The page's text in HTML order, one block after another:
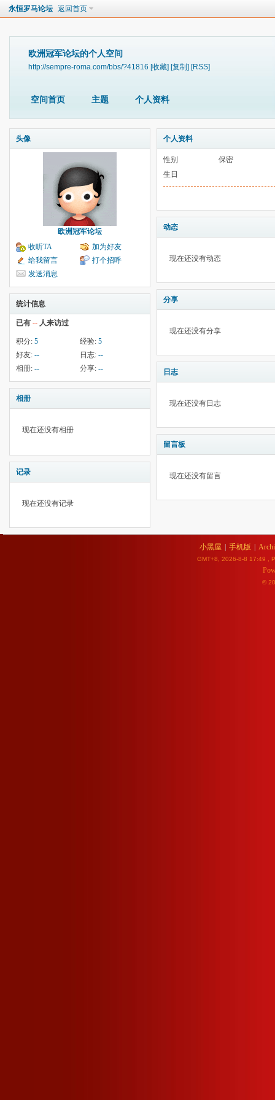
永恒罗马论坛 返回首页
欧洲冠军论坛的个人空间
http://sempre-roma.com/bbs/?41816 [收藏] [复制] [RSS]
空间首页 主题 个人资料
头像
欧洲冠军论坛
收听TA
加为好友
给我留言
打个招呼
发送消息
统计信息
已有 -- 人来访过
积分: 5 经验: 5
好友: -- 日志: --
相册: -- 分享: --
相册
现在还没有相册
记录
现在还没有记录
个人资料
性别
保密
生日
动态
现在还没有动态
分享
现在还没有分享
日志
现在还没有日志
留言板
现在还没有留言
小黑屋 手机版
GMT+8, 2026-8-8 17:49 ,
©